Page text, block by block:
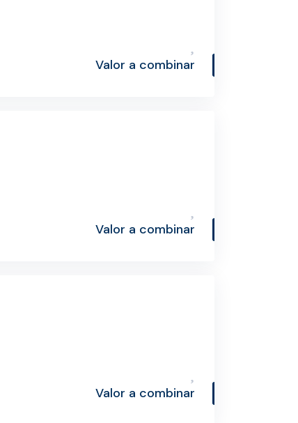
Valor a combinar
Valor a combinar
Valor a combinar